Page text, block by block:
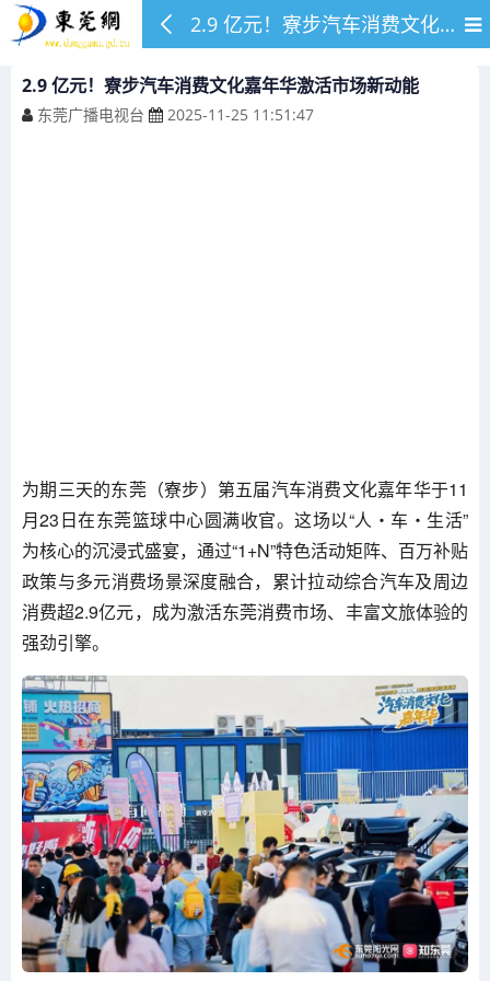
2.9 亿元！寮步汽车消费文化嘉年华激活市场新动能
2.9 亿元！寮步汽车消费文化嘉年华激活市场新动能
东莞广播电视台 2025-11-25 11:51:47
为期三天的东莞（寮步）第五届汽车消费文化嘉年华于11
月23日在东莞篮球中心圆满收官。这场以“人・车・生活”
为核心的沉浸式盛宴，通过“1+N”特色活动矩阵、百万补贴
政策与多元消费场景深度融合，累计拉动综合汽车及周边
消费超2.9亿元，成为激活东莞消费市场、丰富文旅体验的
强劲引擎。